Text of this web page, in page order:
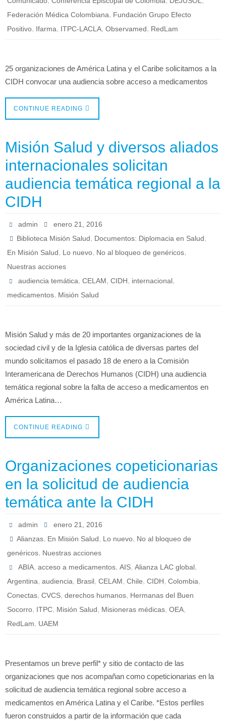
Federación Médica Colombiana, Fundación Grupo Efecto
Positivo, Ifarma, ITPC-LACLA, Observamed, RedLam
25 organizaciones de América Latina y el Caribe solicitamos a la
CIDH convocar una audiencia sobre acceso a medicamentos
CONTINUE READING
Misión Salud y diversos aliados
internacionales solicitan
audiencia temática regional a la
CIDH
admin
enero 21, 2016
Biblioteca Misión Salud, Documentos: Diplomacia en Salud,
En Misión Salud, Lo nuevo, No al bloqueo de genéricos,
Nuestras acciones
audiencia temática,CELAM,CIDH, internacional,
medicamentos, Misión Salud
Misión Salud y más de 20 importantes organizaciones de la
sociedad civil y de la Iglesia católica de diversas partes del
mundo solicitamos el pasado 18 de enero a la Comisión
Interamericana de Derechos Humanos (CIDH) una audiencia
temática regional sobre la falta de acceso a medicamentos en
América Latina…
CONTINUE READING
Organizaciones copeticionarias
en la solicitud de audiencia
temática ante la CIDH
admin
enero 21, 2016
Alianzas, En Misión Salud, Lo nuevo, No al bloqueo de
genéricos, Nuestras acciones
ABIA,acceso a medicamentos,AIS,Alianza LAC global,
Argentina, audiencia, Brasil, CELAM, Chile, CIDH, Colombia,
Conectas, CVCS, derechos humanos, Hermanas del Buen
Socorro, ITPC, Misión Salud, Misioneras médicas, OEA,
RedLam, UAEM
Presentamos un breve perfil* y sitio de contacto de las
organizaciones que nos acompañan como copeticionarias en la
solicitud de audiencia temática regional sobre acceso a
medicamentos en América Latina y el Caribe. *Estos perfiles
fueron construidos a partir de la información que cada